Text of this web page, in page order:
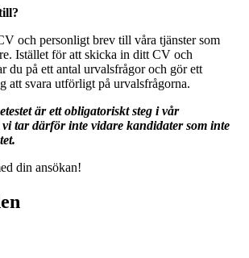
och personligt brev till våra tjänster som
Istället för att skicka in ditt CV och
du på ett antal urvalsfrågor och gör ett
att svara utförligt på urvalsfrågorna.
är ett obligatoriskt steg i vår
tar därför inte vidare kandidater som inte
din ansökan!